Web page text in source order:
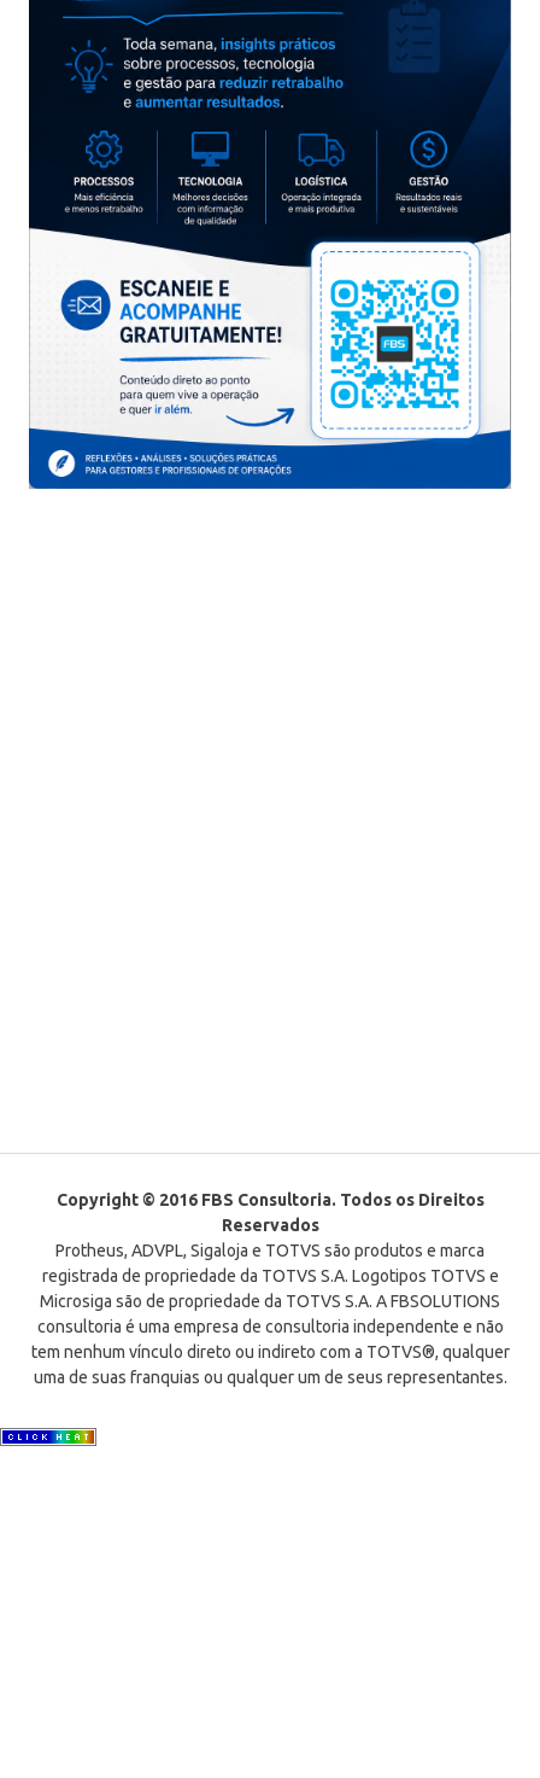
Copyright © 2016 FBS Consultoria. Todos os Direitos
Reservados
Protheus, ADVPL, Sigaloja e TOTVS são produtos e marca
registrada de propriedade da TOTVS S.A. Logotipos TOTVS e
Microsiga são de propriedade da TOTVS S.A. A FBSOLUTIONS
consultoria é uma empresa de consultoria independente e não
tem nenhum vínculo direto ou indireto com a TOTVS®, qualquer
uma de suas franquias ou qualquer um de seus representantes.